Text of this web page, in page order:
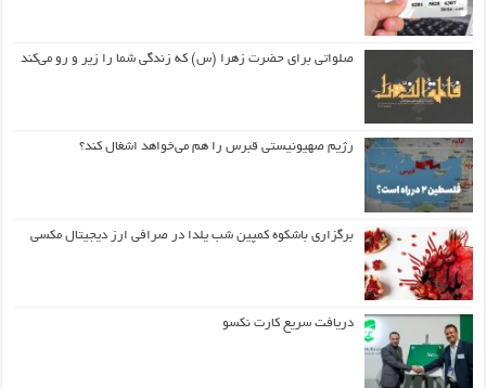
صلواتی برای حضرت زهرا (س) که زندگی شما را زیر و رو می‌کند
رژیم صهیونیستی قبرس را هم می‌خواهد اشغال کند؟
برگزاری باشکوه کمپین شب یلدا در صرافی ارز دیجیتال مکسی
دریافت سریع کارت نکسو